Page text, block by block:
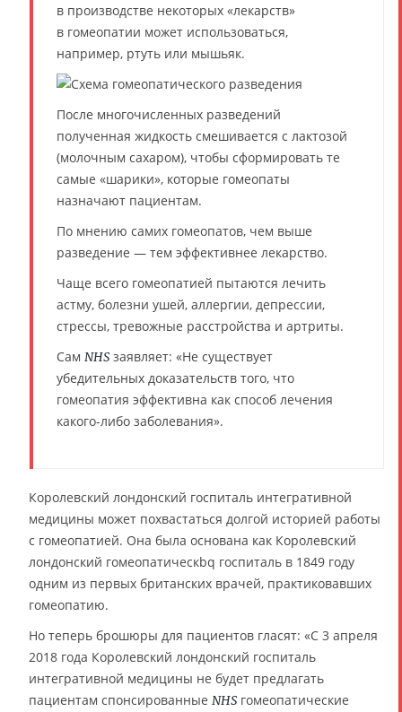
в производстве некоторых «лекарств»
в гомеопатии может использоваться,
например, ртуть или мышьяк.
После многочисленных разведений
полученная жидкость смешивается с лактозой
(молочным сахаром), чтобы сформировать те
самые «шарики», которые гомеопаты
назначают пациентам.
По мнению самих гомеопатов, чем выше
разведение — тем эффективнее лекарство.
Чаще всего гомеопатией пытаются лечить
астму, болезни ушей, аллергии, депрессии,
стрессы, тревожные расстройства и артриты.
Сам NHS заявляет: «Не существует
убедительных доказательств того, что
гомеопатия эффективна как способ лечения
какого-либо заболевания».
Королевский лондонский госпиталь интегративной
медицины может похвастаться долгой историей работы
с гомеопатией. Она была основана как Королевский
лондонский гомеопатическbq госпиталь в 1849 году
одним из первых британских врачей, практиковавших
гомеопатию.
Но теперь брошюры для пациентов гласят: «С 3 апреля
2018 года Королевский лондонский госпиталь
интегративной медицины не будет предлагать
пациентам спонсированные NHS гомеопатические